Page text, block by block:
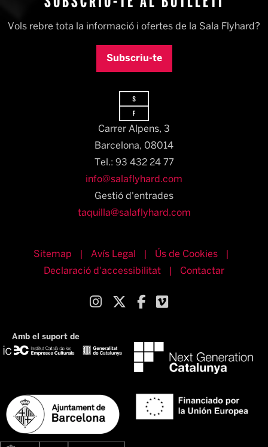
Vols rebre tota la informació i ofertes de la Sala Flyhard?
Subscriu-te
Carrer Alpens, 3
Barcelona, 08014​
Tel.: 93 432 24 77
info@salaflyhard.com
Gestió d'entrades
taquilla@salaflyhard.com
Sitemap Avís Legal Ús de Cookies
Declaració d'accessibilitat
Contactar
Link a instagram
Link a twitter
Link a facebook
Amb el suport de